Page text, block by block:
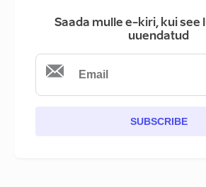
Saada mulle e-kiri, kui see
uuendatud
SUBSCRIBE